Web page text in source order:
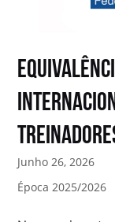
Junho 26, 2026
Época 2025/2026